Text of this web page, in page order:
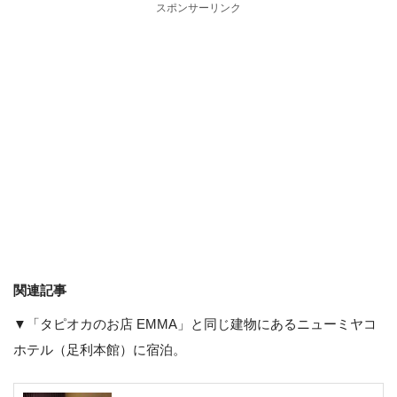
スポンサーリンク
関連記事
▼「タピオカのお店 EMMA」と同じ建物にあるニューミヤコ
ホテル（足利本館）に宿泊。